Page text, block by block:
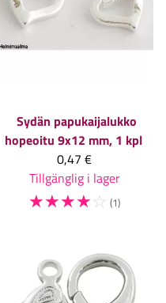
Sydän papukaijalukko
hopeoitu 9x12 mm, 1 kpl
0,47 €
Tillgänglig i lager
☆☆☆☆☆ (1)